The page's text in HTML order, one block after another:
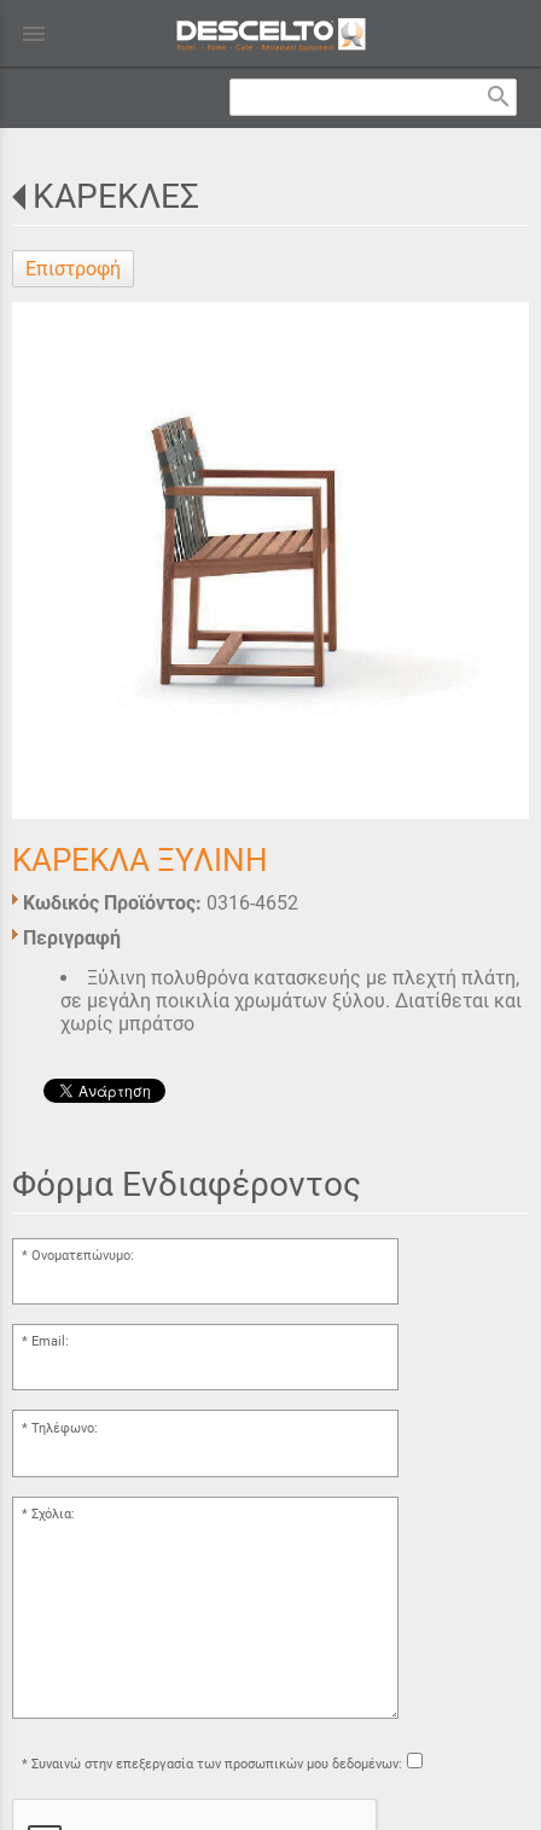
menu
search
ΚΑΡΕΚΛΕΣ
Επιστροφή
ΚΑΡΕΚΛΑ ΞΥΛΙΝΗ
Κωδικός Προϊόντος: 0316-4652
Περιγραφή
Ξύλινη πολυθρόνα κατασκευής με πλεχτή πλάτη,
σε μεγάλη ποικιλία χρωμάτων ξύλου. Διατίθεται και
χωρίς μπράτσο
Φόρμα Ενδιαφέροντος
Ονοματεπώνυμο:
Email:
Τηλέφωνο:
Σχόλια:
Συναινώ στην επεξεργασία των προσωπικών μου δεδομένων: